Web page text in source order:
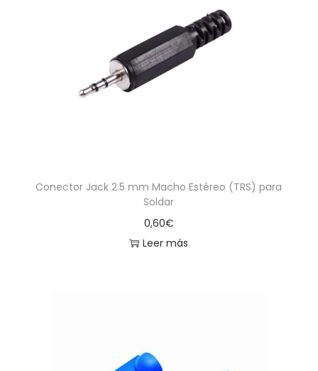
Conector Jack 2.5 mm Macho Estéreo (TRS) para
Soldar
0,60€
Leer más